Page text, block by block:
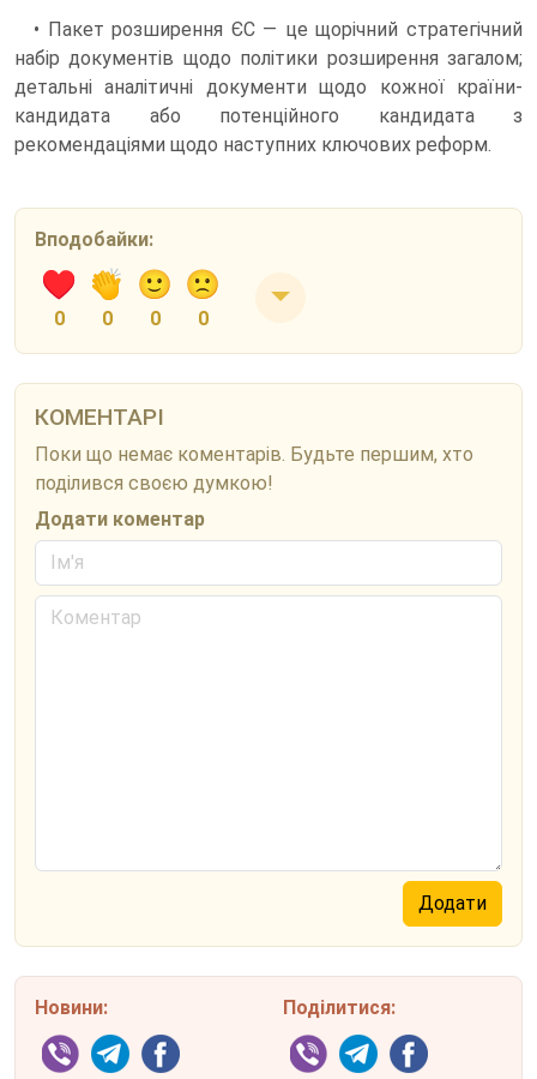
• Пакет розширення ЄС — це щорічний стратегічний
набір документів щодо політики розширення загалом;
детальні аналітичні документи щодо кожної країни-
кандидата або потенційного кандидата з
рекомендаціями щодо наступних ключових реформ.
Вподобайки:
0 0 0 0
КОМЕНТАРІ
Поки що немає коментарів. Будьте першим, хто
поділився своєю думкою!
Додати коментар
Новини: Поділитися: